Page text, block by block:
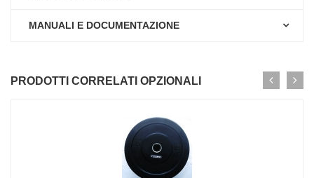
MANUALI E DOCUMENTAZIONE
PRODOTTI CORRELATI OPZIONALI